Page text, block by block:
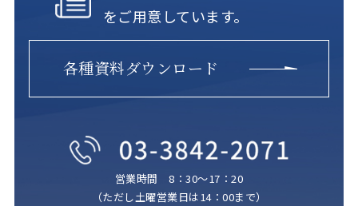
をご用意しています。
各種資料ダウンロード
営業時間 8：30～17：20
（ただし土曜営業日は14：00まで）